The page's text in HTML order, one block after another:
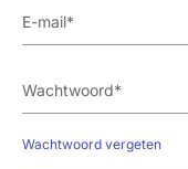
Wachtwoord vergeten
Tijdelijke
effecten